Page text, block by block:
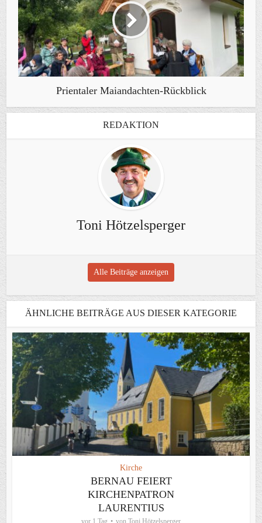
Prientaler Maiandachten-Rückblick
REDAKTION
Toni Hötzelsperger
Alle Beiträge anzeigen
ÄHNLICHE BEITRÄGE AUS DIESER KATEGORIE
Kirche
BERNAU FEIERT
KIRCHENPATRON
LAURENTIUS